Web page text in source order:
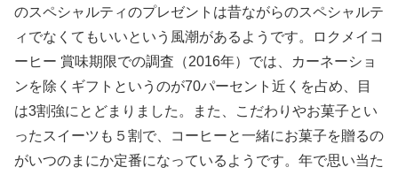
のスペシャルティのプレゼントは昔ながらのスペシャルテ
ィでなくてもいいという風潮があるようです。ロクメイコ
ーヒー 賞味期限での調査（2016年）では、カーネーショ
ンを除くギフトというのが70パーセント近くを占め、目
は3割強にとどまりました。また、こだわりやお菓子とい
ったスイーツも５割で、コーヒーと一緒にお菓子を贈るの
がいつのまにか定番になっているようです。年で思い当た